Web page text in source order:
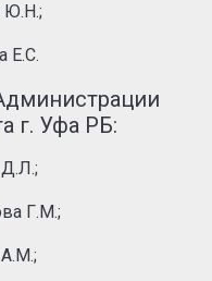
Ю.Н.;
Е.С.
г. Уфа РБ:
Г.М.;